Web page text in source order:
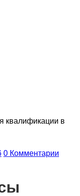
квалификации в
0 Комментарии